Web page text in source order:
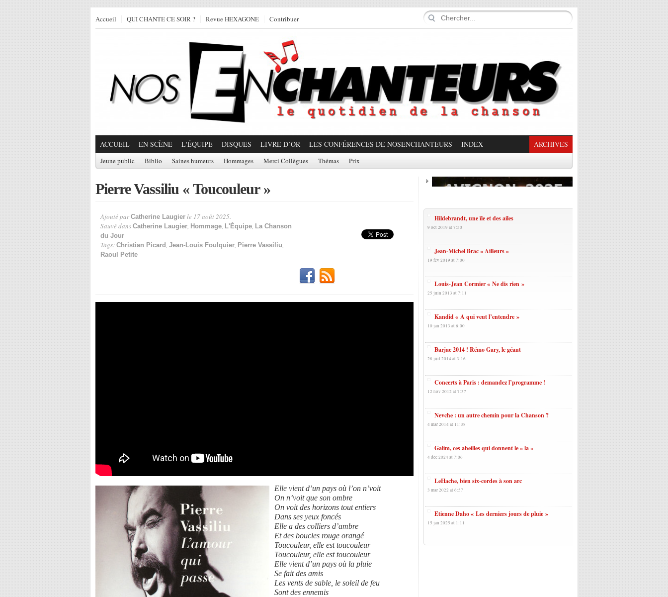
Accueil QUI CHANTE CE SOIR ? Revue HEXAGONE Contribuer
ACCUEIL EN SCÈNE L'ÉQUIPE DISQUES LIVRE D’OR LES CONFÉRENCES DE NOSENCHANTEURS INDEX ARCHIVES
Jeune public Biblio Saines humeurs Hommages Merci Collègues Thémas Prix
Pierre Vassiliu « Toucouleur »
Ajouté par Catherine Laugier le 17 août 2025.
Sauvé dans Catherine Laugier, Hommage, L'Équipe, La Chanson
du Jour
Tags: Christian Picard, Jean-Louis Foulquier, Pierre Vassiliu,
Raoul Petite
Elle vient d’un pays où l’on n’voit
On n’voit que son ombre
On voit des horizons tout entiers
Dans ses yeux foncés
Elle a des colliers d’ambre
Et des boucles rouge orangé
Toucouleur, elle est toucouleur
Toucouleur, elle est toucouleur
Elle vient d’un pays où la pluie
Se fait des amis
Les vents de sable, le soleil de feu
Sont des ennemis
Hildebrandt, une île et des ailes
9 oct 2019 at 7:50
Jean-Michel Brac « Ailleurs »
19 fév 2019 at 7:00
Louis-Jean Cormier « Ne dis rien »
25 juin 2013 at 7:11
Kandid « A qui veut l’entendre »
10 jan 2013 at 6:00
Barjac 2014 ! Rémo Gary, le géant
28 juil 2014 at 3:16
Concerts à Paris : demandez l’programme !
12 nov 2012 at 7:37
Nevche : un autre chemin pour la Chanson ?
4 mar 2014 at 11:38
Galim, ces abeilles qui donnent le « la »
4 déc 2024 at 7:06
LeHache, bien six-cordes à son arc
3 mar 2022 at 6:57
Etienne Daho « Les derniers jours de pluie »
15 jan 2025 at 1:11